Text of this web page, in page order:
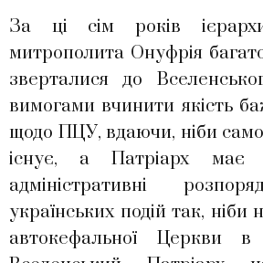
За ці сім років
митрополита Онуфрія
зверталися до
вимогами вчинити якість
щодо ПЦУ, вдаючи, ніби
існує, а Патріарх має
адміністративні
українських подій так, ніби
автокефальної Церкви в